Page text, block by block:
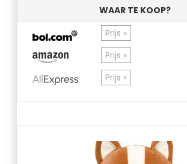
WAAR TE KOOP?
Prijs »
Prijs »
Prijs »